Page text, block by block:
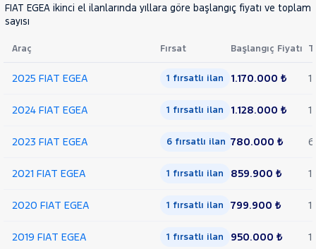
FIAT EGEA ikinci el ilanlarında yıllara göre başlangıç fiyatı ve toplam
sayısı
Araç Fırsat Başlangıç Fiyatı
2025 FIAT EGEA 1 fırsatlı ilan 1.170.000 ₺ 1
2024 FIAT EGEA 1 fırsatlı ilan 1.128.000 ₺ 1
2023 FIAT EGEA 6 fırsatlı ilan 780.000 ₺ 6
2021 FIAT EGEA 1 fırsatlı ilan 859.900 ₺ 1
2020 FIAT EGEA 1 fırsatlı ilan 799.900 ₺ 1
2019 FIAT EGEA 1 fırsatlı ilan 950.000 ₺ 1